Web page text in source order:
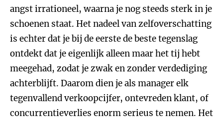
angst irrationeel, waarna je nog steeds sterk in je
schoenen staat. Het nadeel van zelfoverschatting
is echter dat je bij de eerste de beste tegenslag
ontdekt dat je eigenlijk alleen maar het tij hebt
meegehad, zodat je zwak en zonder verdediging
achterblijft. Daarom dien je als manager elk
tegenvallend verkoopcijfer, ontevreden klant, of
concurrentieverlies enorm serieus te nemen. Het